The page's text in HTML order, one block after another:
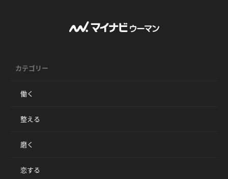
カテゴリー
働く
整える
磨く
恋する